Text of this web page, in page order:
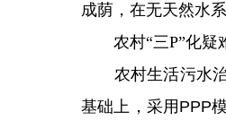
成荫，在无天然水
农村“三P”化疑
农村生活污水治
基础上，采用PPP